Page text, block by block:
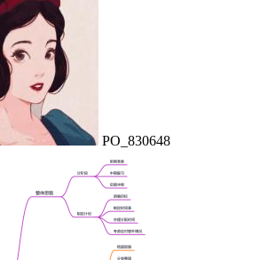
PO_830648